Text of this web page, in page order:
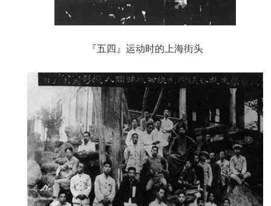
『五四』运动时的上海街头